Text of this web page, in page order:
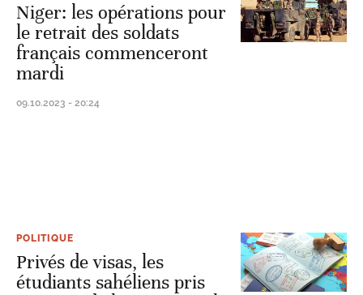
Niger: les opérations pour
le retrait des soldats
français commenceront
mardi
09.10.2023 - 20:24
POLITIQUE
Privés de visas, les
étudiants sahéliens pris